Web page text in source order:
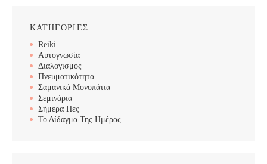
ΚΑΤΗΓΟΡΙΕΣ
Reiki
Αυτογνωσία
Διαλογισμός
Πνευματικότητα
Σαμανικά Μονοπάτια
Σεμινάρια
Σήμερα Πες
Το Δίδαγμα Της Ημέρας